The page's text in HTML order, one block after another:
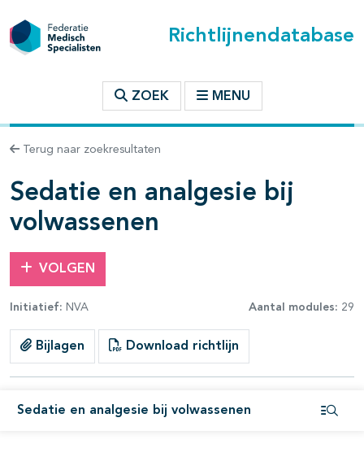
Richtlijnendatabase
ZOEK MENU
Terug naar zoekresultaten
Sedatie en analgesie bij
volwassenen
VOLGEN
Initiatief: NVA Aantal modules: 29
Bijlagen Download richtlijn
Sedatie en analgesie bij volwassenen
binnen deze richtlijn